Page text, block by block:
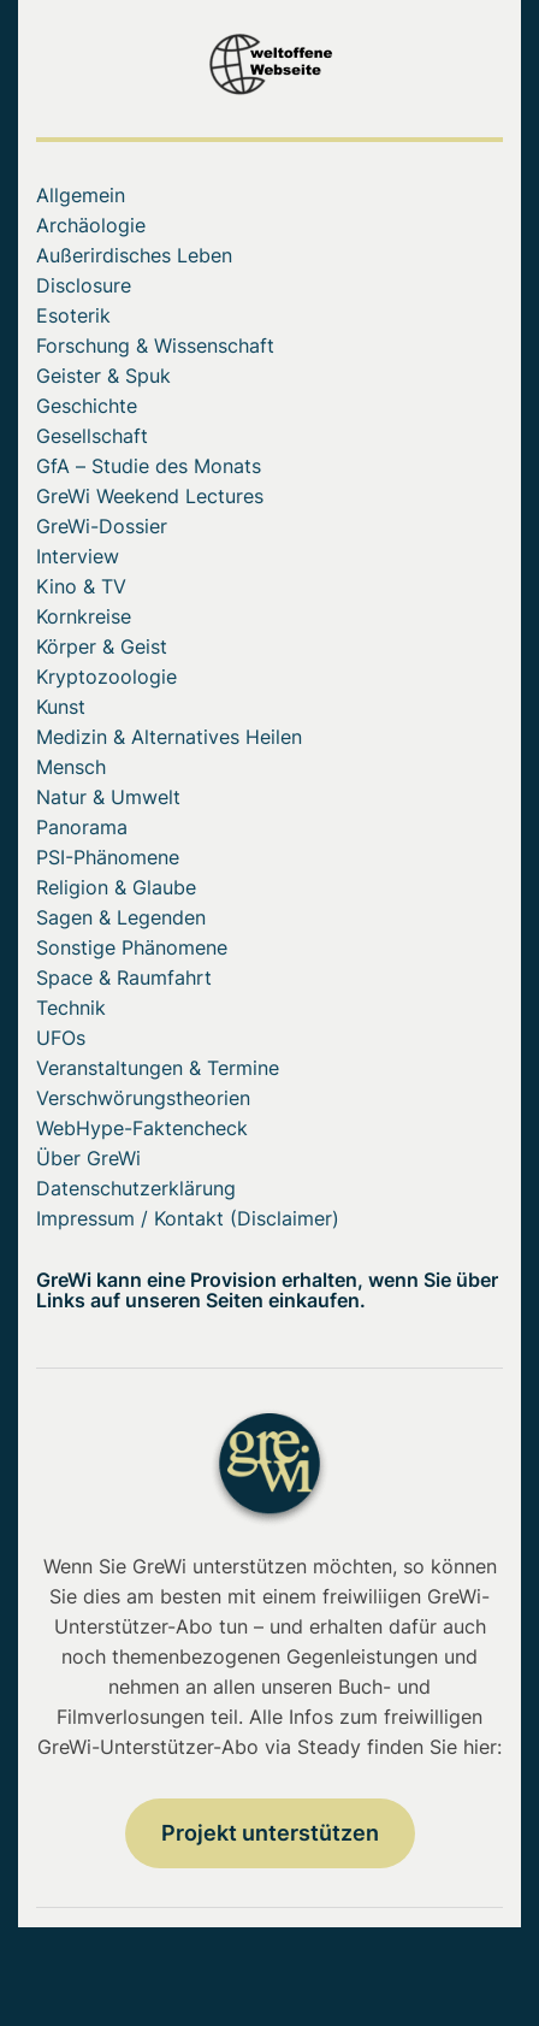
Allgemein
Archäologie
Außerirdisches Leben
Disclosure
Esoterik
Forschung & Wissenschaft
Geister & Spuk
Geschichte
Gesellschaft
GfA – Studie des Monats
GreWi Weekend Lectures
GreWi-Dossier
Interview
Kino & TV
Kornkreise
Körper & Geist
Kryptozoologie
Kunst
Medizin & Alternatives Heilen
Mensch
Natur & Umwelt
Panorama
PSI-Phänomene
Religion & Glaube
Sagen & Legenden
Sonstige Phänomene
Space & Raumfahrt
Technik
UFOs
Veranstaltungen & Termine
Verschwörungstheorien
WebHype-Faktencheck
Über GreWi
Datenschutzerklärung
Impressum / Kontakt (Disclaimer)
GreWi kann eine Provision erhalten, wenn Sie über
Links auf unseren Seiten einkaufen.
Wenn Sie GreWi unterstützen möchten, so können
Sie dies am besten mit einem freiwiliigen GreWi-
Unterstützer-Abo tun – und erhalten dafür auch
noch themenbezogenen Gegenleistungen und
nehmen an allen unseren Buch- und
Filmverlosungen teil. Alle Infos zum freiwilligen
GreWi-Unterstützer-Abo via Steady finden Sie hier:
Projekt unterstützen